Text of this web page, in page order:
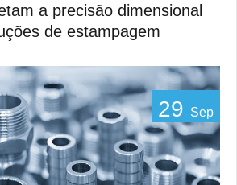
a precisão dimensional
de estampagem
29 Sep